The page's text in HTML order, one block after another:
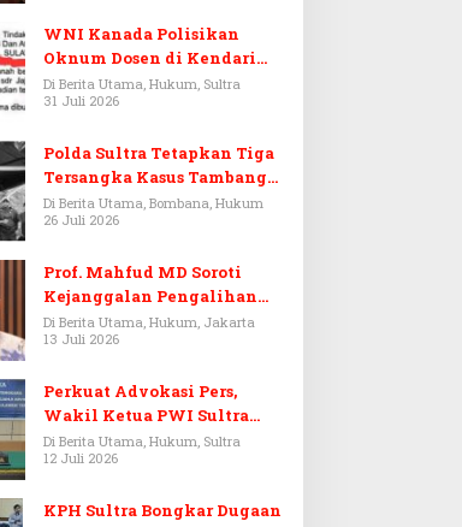
WNI Kanada Polisikan
Oknum Dosen di Kendari
Terkait Aset Puluhan Miliar
Di Berita Utama, Hukum, Sultra
31 Juli 2026
Polda Sultra Tetapkan Tiga
Tersangka Kasus Tambang
Emas Ilegal di Bombana
Di Berita Utama, Bombana, Hukum
26 Juli 2026
Prof. Mahfud MD Soroti
Kejanggalan Pengalihan
Penyelidikan Tersangka
Febrie Adriansyah
Di Berita Utama, Hukum, Jakarta
13 Juli 2026
Perkuat Advokasi Pers,
Wakil Ketua PWI Sultra
Resmi Dilantik Menjadi
Advokat PERADI
Di Berita Utama, Hukum, Sultra
12 Juli 2026
KPH Sultra Bongkar Dugaan